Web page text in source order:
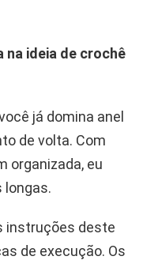
na ideia de crochê
já domina anel
de volta. Com
organizada, eu
longas.
instruções deste
de execução. Os